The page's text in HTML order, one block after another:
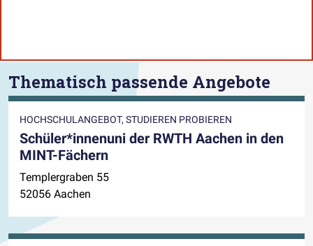
Thematisch passende Angebote
HOCHSCHULANGEBOT, STUDIEREN PROBIEREN
Schüler*innenuni der RWTH Aachen in den
MINT-Fächern
Templergraben 55
52056 Aachen